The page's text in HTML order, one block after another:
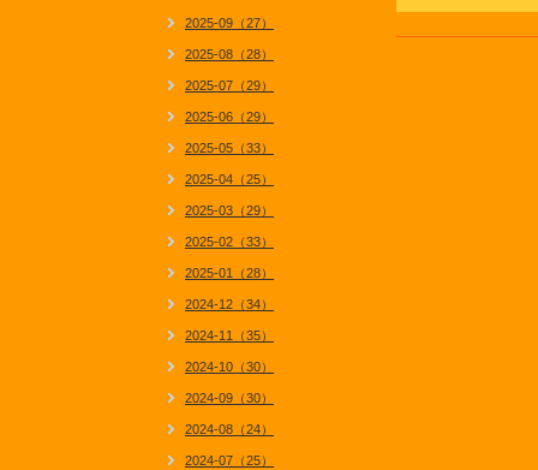
2025-09（27）
2025-08（28）
2025-07（29）
2025-06（29）
2025-05（33）
2025-04（25）
2025-03（29）
2025-02（33）
2025-01（28）
2024-12（34）
2024-11（35）
2024-10（30）
2024-09（30）
2024-08（24）
2024-07（25）